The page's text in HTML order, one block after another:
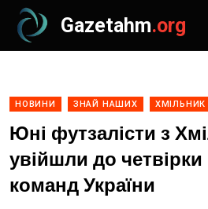
Gazetahm.org
НОВИНИ ЗНАЙ НАШИХ ХМІЛЬНИК
Юні футзалісти з
увійшли до
команд України